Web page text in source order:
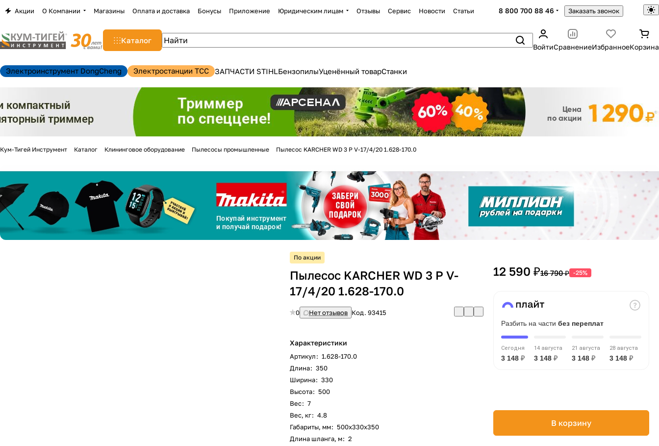
Акции О Компании Магазины Оплата и доставка Бонусы Приложение Юридическим лицам Отзывы Сервис Новости Статьи 8 800 700 88 46 Заказать звонок
Каталог
ВойтиСравнениеИзбранноеКорзина
Электроинструмент DongCheng Электростанции TCC ЗАПЧАСТИ STIHLБензопилыУценённый товарСтанки
Кум-Тигей Инструмент Каталог Клининговое оборудование Пылесосы промышленные Пылесос KARCHER WD 3 P V-17/4/20 1.628-170.0
По акции
Пылесос KARCHER WD 3 P V-
17/4/20 1.628-170.0
0 Нет отзывов Код.93415
Характеристики
Артикул: 1.628-170.0
Длина: 350
Ширина: 330
Высота: 500
Вес: 7
Вес, кг: 4.8
Габариты, мм: 500х330х350
Длина шланга, м: 2
12 590 ₽16 790 ₽ -25%
Разбить на части без переплат
Сегодня
3 148 ₽
14 августа
3 148 ₽
21 августа
3 148 ₽
28 августа
3 148 ₽
В корзину
Закрыть
Для клиентов всех банков
Разбейтеоплату
на частибез переплат
% картой любого банка
Получайте товар выбранный способом